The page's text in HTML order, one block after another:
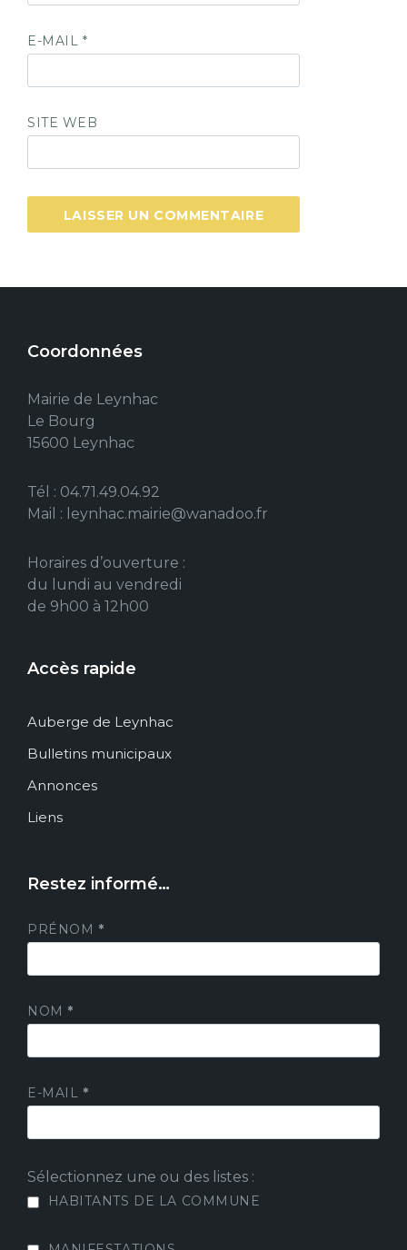
E-MAIL *
SITE WEB
Coordonnées
Mairie de Leynhac
Le Bourg
15600 Leynhac
Tél : 04.71.49.04.92
Mail : leynhac.mairie@wanadoo.fr
Horaires d’ouverture :
du lundi au vendredi
de 9h00 à 12h00
Accès rapide
Auberge de Leynhac
Bulletins municipaux
Annonces
Liens
Restez informé…
PRÉNOM *
NOM *
E-MAIL *
Sélectionnez une ou des listes :
HABITANTS DE LA COMMUNE